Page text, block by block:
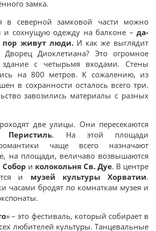
замка.
в северной замковой части можно
и сохнущую одежду на балконе – да-
пор живут люди.И как же выглядит
Дворец Диоклетиана? Это огромное
здание с четырьмя входами. Стены
на 800 метров. К сожалению, из
в сохранности осталось всего три.
завозились материалы с разных
две улицы. Они пересекаются
. На этой площади
чаще всего назначают
на площади, величаво возвышаются
и колокольня Св. Дуе. В центре
и музей культуры Хорватии.
часами бродят по комнаткам музея и
» – это фестиваль, который собирает в
любителей культуры. Танцевальные